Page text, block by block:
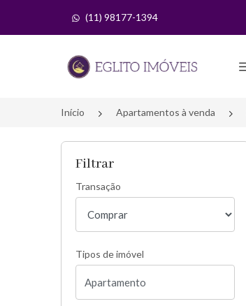
(11) 98177-1394
Página inicial
Início Apartamentos à venda
Filtrar
Transação
Tipos de imóvel